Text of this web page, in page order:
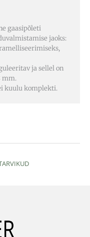
gaasipõleti
jaoks:
ja sellel on
mm.
kuulu komplekti.